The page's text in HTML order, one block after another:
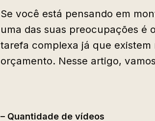
Se você está pensando em
uma das suas preocupações é
tarefa complexa já que
orçamento. Nesse artigo,
– Quantidade de vídeos